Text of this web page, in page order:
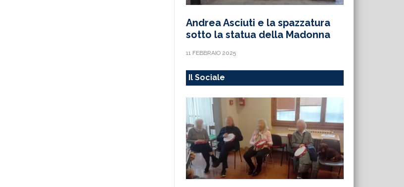
Andrea Asciuti e la spazzatura
sotto la statua della Madonna
11 FEBBRAIO 2025
Il Sociale